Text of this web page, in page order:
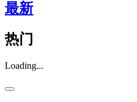
最新
热门
Loading...